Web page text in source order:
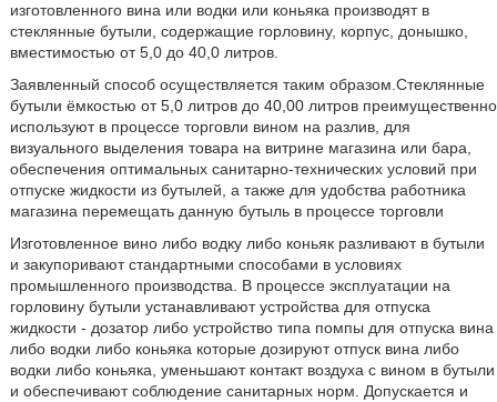
изготовленного вина или водки или коньяка производят в
стеклянные бутыли, содержащие горловину, корпус, донышко,
вместимостью от 5,0 до 40,0 литров.
Заявленный способ осуществляется таким образом.Стеклянные
бутыли ёмкостью от 5,0 литров до 40,00 литров преимущественно
используют в процессе торговли вином на разлив, для
визуального выделения товара на витрине магазина или бара,
обеспечения оптимальных санитарно-технических условий при
отпуске жидкости из бутылей, а также для удобства работника
магазина перемещать данную бутыль в процессе торговли
Изготовленное вино либо водку либо коньяк разливают в бутыли
и закупоривают стандартными способами в условиях
промышленного производства. В процессе эксплуатации на
горловину бутыли устанавливают устройства для отпуска
жидкости - дозатор либо устройство типа помпы для отпуска вина
либо водки либо коньяка которые дозируют отпуск вина либо
водки либо коньяка, уменьшают контакт воздуха с вином в бутыли
и обеспечивают соблюдение санитарных норм. Допускается и